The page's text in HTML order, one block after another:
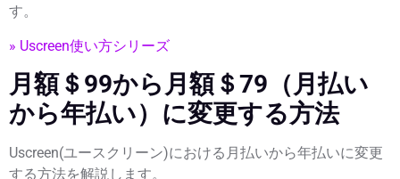
す。
» Uscreen使い方シリーズ
月額＄99から月額＄79（月払い
から年払い）に変更する方法
Uscreen(ユースクリーン)における月払いから年払いに変更
する方法を解説します。